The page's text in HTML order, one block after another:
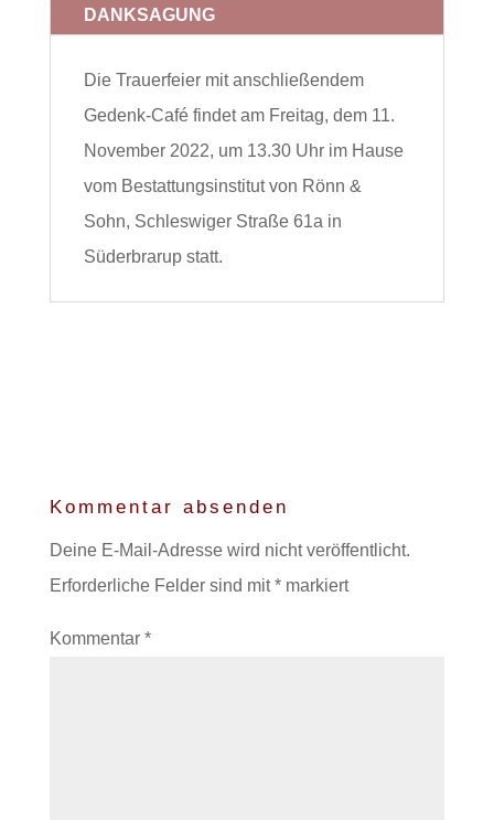
DANKSAGUNG
Die Trauerfeier mit anschließendem
Gedenk-Café findet am Freitag, dem 11.
November 2022, um 13.30 Uhr im Hause
vom Bestattungsinstitut von Rönn &
Sohn, Schleswiger Straße 61a in
Süderbrarup statt.
Kommentar absenden
Deine E-Mail-Adresse wird nicht veröffentlicht.
Erforderliche Felder sind mit*markiert
Kommentar *